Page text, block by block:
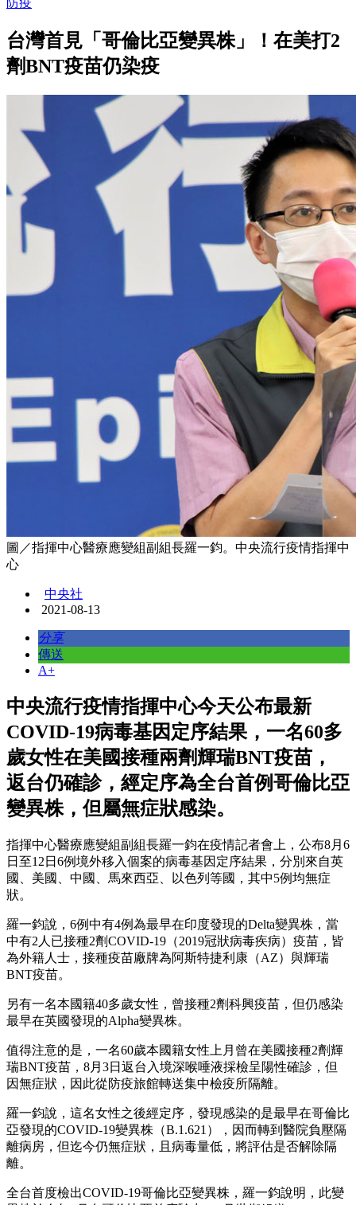
防疫
台灣首見「哥倫比亞變異株」！在美打2
劑BNT疫苗仍染疫
圖／指揮中心醫療應變組副組長羅一鈞。中央流行疫情指揮中
心
中央社
2021-08-13
分享
傳送
A+
中央流行疫情指揮中心今天公布最新
COVID-19病毒基因定序結果，一名60多
歲女性在美國接種兩劑輝瑞BNT疫苗，
返台仍確診，經定序為全台首例哥倫比亞
變異株，但屬無症狀感染。
指揮中心醫療應變組副組長羅一鈞在疫情記者會上，公布8月6
日至12日6例境外移入個案的病毒基因定序結果，分別來自英
國、美國、中國、馬來西亞、以色列等國，其中5例均無症
狀。
羅一鈞說，6例中有4例為最早在印度發現的Delta變異株，當
中有2人已接種2劑COVID-19（2019冠狀病毒疾病）疫苗，皆
為外籍人士，接種疫苗廠牌為阿斯特捷利康（AZ）與輝瑞
BNT疫苗。
另有一名本國籍40多歲女性，曾接種2劑科興疫苗，但仍感染
最早在英國發現的Alpha變異株。
值得注意的是，一名60歲本國籍女性上月曾在美國接種2劑輝
瑞BNT疫苗，8月3日返台入境深喉唾液採檢呈陽性確診，但
因無症狀，因此從防疫旅館轉送集中檢疫所隔離。
羅一鈞說，這名女性之後經定序，發現感染的是最早在哥倫比
亞發現的COVID-19變異株（B.1.621），因而轉到醫院負壓隔
離病房，但迄今仍無症狀，且病毒量低，將評估是否解除隔
離。
全台首度檢出COVID-19哥倫比亞變異株，羅一鈞說明，此變